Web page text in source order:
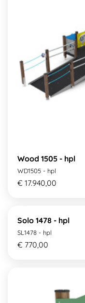
Wood 1505 - hpl
WD1505 - hpl
€ 17.940,00
Solo 1478 - hpl
SL1478 - hpl
€ 770,00